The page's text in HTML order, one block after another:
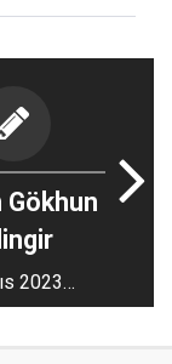
Gökhun
2023
giderken